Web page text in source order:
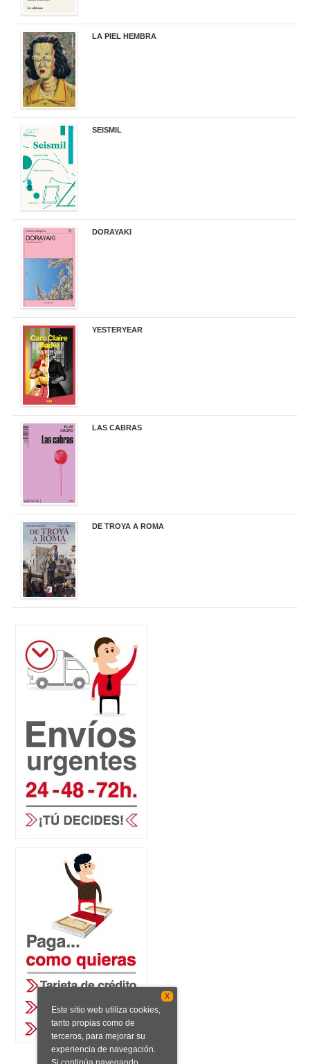
LA PIEL HEMBRA
SEISMIL
DORAYAKI
YESTERYEAR
LAS CABRAS
DE TROYA A ROMA
X
Este sitio web utiliza cookies,
tanto propias como de
terceros, para mejorar su
experiencia de navegación.